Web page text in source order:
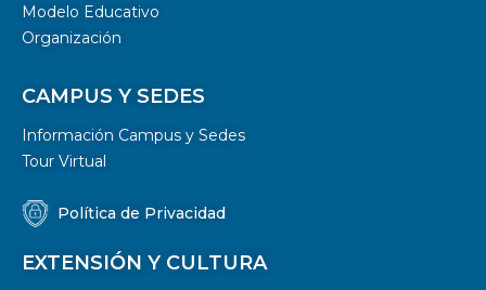
Modelo Educativo
Organización
CAMPUS Y SEDES
Información Campus y Sedes
Tour Virtual
Política de Privacidad
EXTENSIÓN Y CULTURA